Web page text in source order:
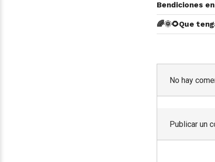
Bendiciones
🌈🌞🌻Que
No hay
Publicar un